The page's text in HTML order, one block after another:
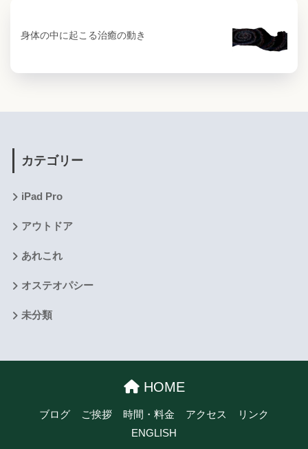
身体の中に起こる治癒の動き
カテゴリー
iPad Pro
アウトドア
あれこれ
オステオパシー
未分類
HOME
ブログ ご挨拶 時間・料金 アクセス
リンク
ENGLISH